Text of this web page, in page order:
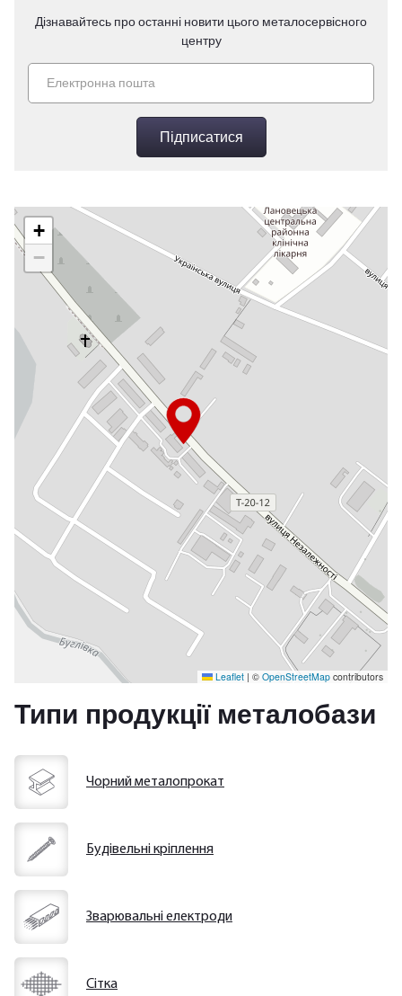
Дізнавайтесь про останні новити цього металосервісного
центру
Підписатися
+
−
Leaflet | © OpenStreetMap contributors
Типи продукції металобази
Чорний металопрокат
Будівельні кріплення
Зварювальні електроди
Сітка